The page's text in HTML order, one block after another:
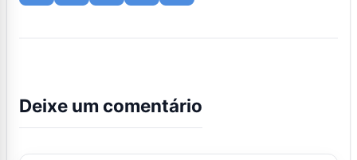
Deixe um comentário